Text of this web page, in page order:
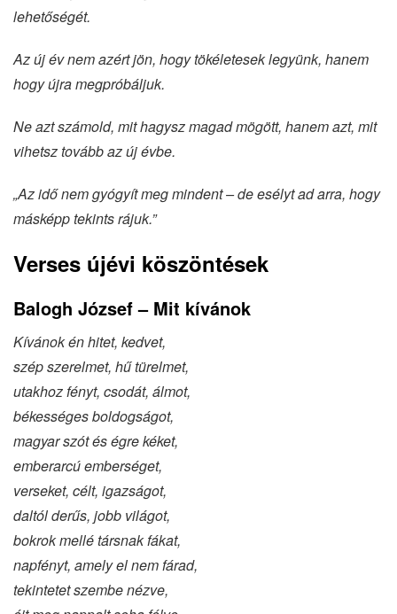
lehetőségét.
Az új év nem azért jön, hogy tökéletesek legyünk, hanem
hogy újra megpróbáljuk.
Ne azt számold, mit hagysz magad mögött, hanem azt, mit
vihetsz tovább az új évbe.
„Az idő nem gyógyít meg mindent – de esélyt ad arra, hogy
másképp tekints rájuk.”
Verses újévi köszöntések
Balogh József – Mit kívánok
Kívánok én hitet, kedvet,
szép szerelmet, hű türelmet,
utakhoz fényt, csodát, álmot,
békességes boldogságot,
magyar szót és égre kéket,
emberarcú emberséget,
verseket, célt, igazságot,
daltól derűs, jobb világot,
bokrok mellé társnak fákat,
napfényt, amely el nem fárad,
tekintetet szembe nézve,